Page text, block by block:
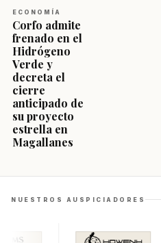
ECONOMÍA
Corfo admite
frenado en el
Hidrógeno
Verde y
decreta el
cierre
anticipado de
su proyecto
estrella en
Magallanes
NUESTROS AUSPICIADORES